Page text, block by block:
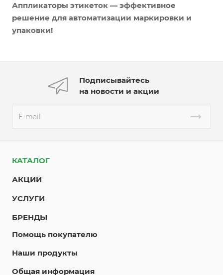
Аппликаторы этикеток — эффективное
решение для автоматизации маркировки и
упаковки!
Подписывайтесь
на новости и акции
КАТАЛОГ
АКЦИИ
УСЛУГИ
БРЕНДЫ
Помощь покупателю
Наши продукты
Общая информация